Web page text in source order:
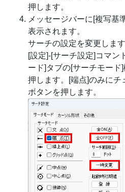
押します。
メッセージバーに[複写基
表示されます。
サーチの設定を変更します
[設定]-[サーチ設定]コマン
ード]タブの[サーチモード
押します。[端点]のみにチ
ボタンを押します。